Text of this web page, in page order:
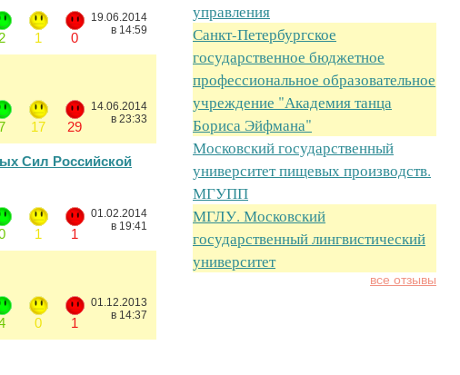
2
1 0
19.06.2014
в 14:59
17 29
14.06.2014
в 23:33
Сил Российской
1 1
01.02.2014
в 19:41
0 1
01.12.2013
в 14:37
управления
Санкт-Петербургское
государственное бюджетное
профессиональное образовательное
учреждение "Академия танца
Бориса Эйфмана"
Московский государственный
университет пищевых производств.
МГУПП
МГЛУ. Московский
государственный лингвистический
университет
все отзывы